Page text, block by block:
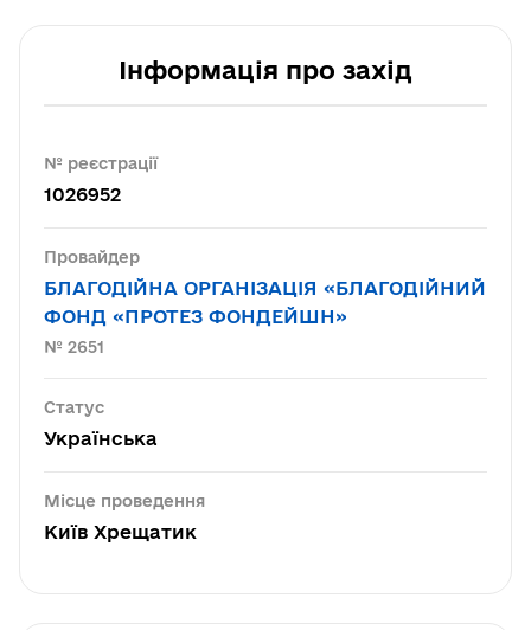
Інформація про захід
№ реєстрації
1026952
Провайдер
БЛАГОДІЙНА ОРГАНІЗАЦІЯ «БЛАГОДІЙНИЙ
ФОНД «ПРОТЕЗ ФОНДЕЙШН»
№ 2651
Статус
Українська
Місце проведення
Київ Хрещатик